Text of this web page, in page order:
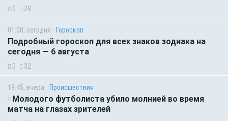
0 28
01:00, сегодня Гороскоп
Подробный гороскоп для всех знаков зодиака на
сегодня — 6 августа
0 32
18:45, вчера Происшествия
Молодого футболиста убило молнией во время
матча на глазах зрителей